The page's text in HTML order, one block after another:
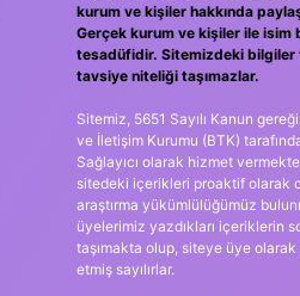
kurum ve kişiler hakkında
Gerçek kurum ve kişiler ile isim
tesadüfidir. Sitemizdeki bilgiler
tavsiye niteliği taşımazlar.
Sitemiz, 5651 Sayılı Kanun
ve İletişim Kurumu (BTK)
Sağlayıcı olarak hizmet
sitedeki içerikleri proaktif olarak
araştırma yükümlülüğümüz
üyelerimiz yazdıkları içeriklerin
taşımakta olup, siteye üye
etmiş sayılırlar.